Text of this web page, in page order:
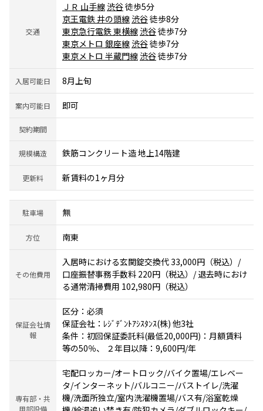
交通
ＪＲ 山手線 渋谷徒歩5分
京王電鉄 井の頭線 渋谷徒歩8分
東京急行電鉄 東横線 渋谷徒歩7分
東京メトロ 銀座線 渋谷徒歩7分
東京メトロ 半蔵門線 渋谷徒歩7分
入居可能日 8月上旬
案内可能日 即可
契約期間
規模構造 鉄筋コンクリート造 地上14階建
更新料 新賃料の1ヶ月分
駐車場 無
方位 南東
その他費用
入居時における玄関錠交換代 33,000円（税込）/
口座振替事務手数料 220円（税込）/ 退去時におけ
る通常清掃費用 102,980円（税込）
保証会社情
報
区分：必須
保証会社：ﾚｼﾞﾃﾞﾝﾄｱｼｽﾀﾝｽ(株) 他3社
条件：初回保証委託料(最低20,000円)：月額賃料
等の50％、 ２年目以降：9,600円/年
専有部・共
宅配ロッカー/オートロック/バイク置場/エレベー
タ/インターネット/バルコニー/バストイレ/洗濯
機/洗面所独立/室内洗濯機置場/バス有/浴室乾燥